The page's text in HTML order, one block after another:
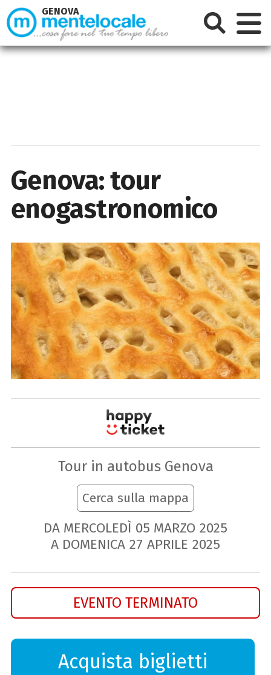
Genova: tour
enogastronomico
Tour in autobus Genova
Cerca sulla mappa
DA MERCOLEDÌ 05 MARZO 2025
A DOMENICA 27 APRILE 2025
EVENTO TERMINATO
Acquista biglietti
GENOVA